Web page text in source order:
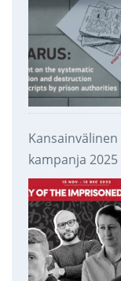
kampanja 2025